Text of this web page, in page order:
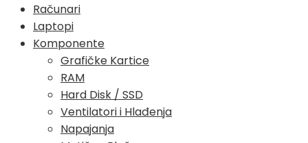
Računari
Laptopi
Komponente
Grafičke Kartice
RAM
Hard Disk / SSD
Ventilatori i Hlađenja
Napajanja